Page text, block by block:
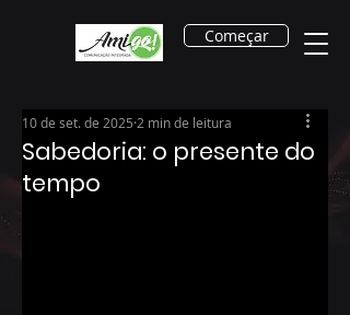
Começar
Sabedoria: o presente do
tempo
10 de set. de 2025 2 min de leitura